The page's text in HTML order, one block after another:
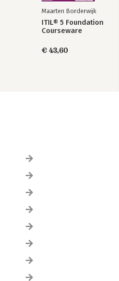
Services
SharePoint Foundation
Maarten Borderwijk
ITIL® 5 Foundation
Courseware
€ 43,60